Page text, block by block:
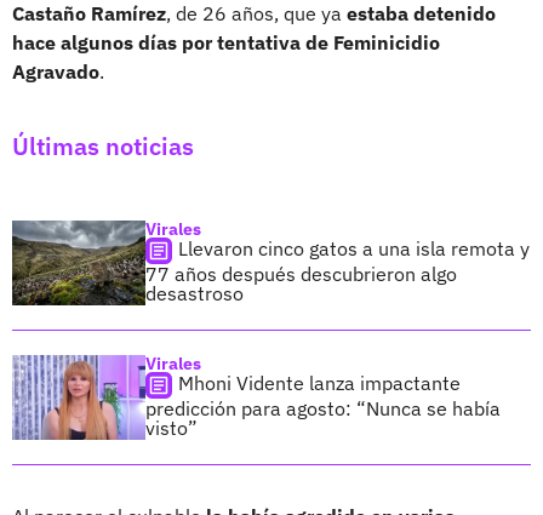
Castaño Ramírez, de 26 años, que ya estaba detenido
hace algunos días por tentativa de Feminicidio
Agravado.
Últimas noticias
Virales
Llevaron cinco gatos a una isla remota y
77 años después descubrieron algo
desastroso
Virales
Mhoni Vidente lanza impactante
predicción para agosto: “Nunca se había
visto”